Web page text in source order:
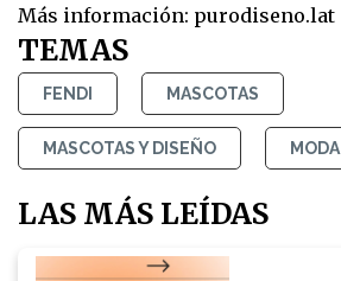
Más información: purodiseno.lat
TEMAS
FENDI MASCOTAS
MASCOTAS Y DISEÑO MODA
LAS MÁS LEÍDAS